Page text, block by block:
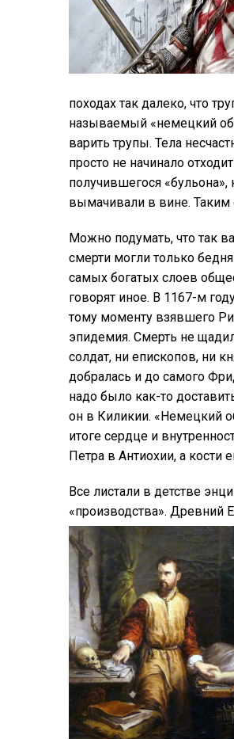
походах так далеко, что
называемый «немецкий
варить трупы. Тела
просто не начинало
получившегося
вымачивали в вине. Таким
Можно подумать, что так
смерти могли только
самых богатых слоев
говорят иное. В 1167-м
тому моменту взявшего
эпидемия. Смерть не
солдат, ни епископов, ни
добралась и до самого
надо было как-то
он в Киликии. «Немецкий
итоге сердце и
Петра в Антиохии, а кости
Все листали в детстве
«производства». Древний